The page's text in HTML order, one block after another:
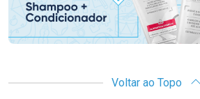
Voltar ao Topo